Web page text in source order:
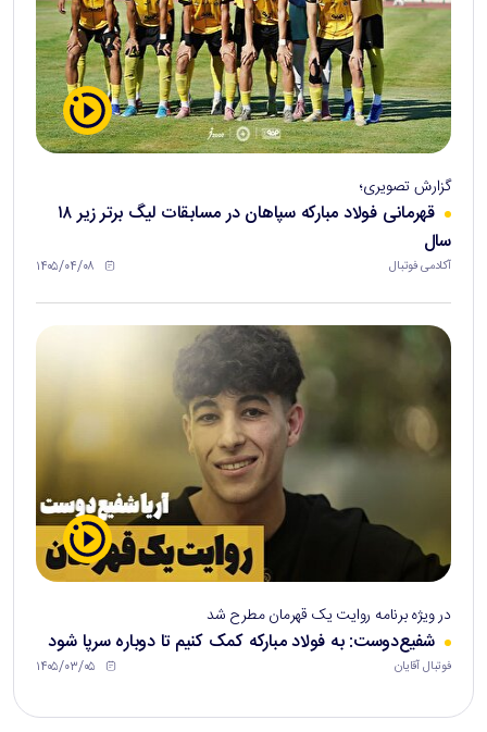
گزارش تصویری؛
قهرمانی فولاد مبارکه سپاهان در مسابقات لیگ برتر زیر ۱۸
سال
آکادمی فوتبال ۱۴۰۵/۰۴/۰۸
در ویژه برنامه روایت یک قهرمان مطرح شد
شفیع‌دوست: به فولاد مبارکه کمک کنیم تا دوباره سرپا شود
فوتبال آقایان ۱۴۰۵/۰۳/۰۵